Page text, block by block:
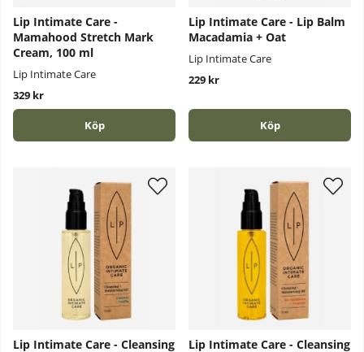
Lip Intimate Care -
Mamahood Stretch Mark
Cream, 100 ml
Lip Intimate Care
329 kr
Köp
Lip Intimate Care - Lip Balm
Macadamia + Oat
Lip Intimate Care
229 kr
Köp
Lip Intimate Care - Cleansing Lip Intimate Care - Cleansing